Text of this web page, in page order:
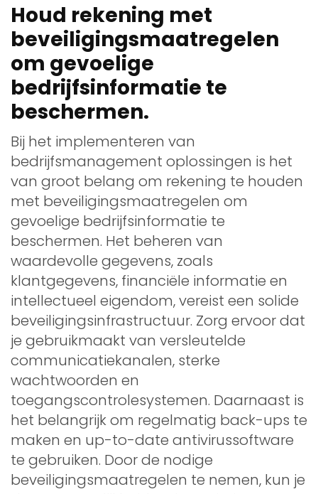
Houd rekening met
beveiligingsmaatregelen
om gevoelige
bedrijfsinformatie te
beschermen.
Bij het implementeren van
bedrijfsmanagement oplossingen is het
van groot belang om rekening te houden
met beveiligingsmaatregelen om
gevoelige bedrijfsinformatie te
beschermen. Het beheren van
waardevolle gegevens, zoals
klantgegevens, financiële informatie en
intellectueel eigendom, vereist een solide
beveiligingsinfrastructuur. Zorg ervoor dat
je gebruikmaakt van versleutelde
communicatiekanalen, sterke
wachtwoorden en
toegangscontrolesystemen. Daarnaast is
het belangrijk om regelmatig back-ups te
maken en up-to-date antivirussoftware
te gebruiken. Door de nodige
beveiligingsmaatregelen te nemen, kun je